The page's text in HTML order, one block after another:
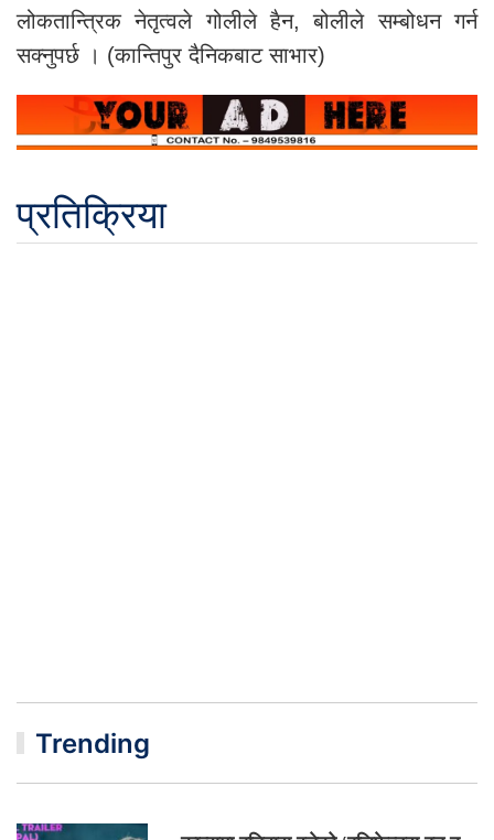
लोकतान्त्रिक नेतृत्वले गोलीले हैन, बोलीले सम्बोधन गर्न
सक्नुपर्छ । (कान्तिपुर दैनिकबाट साभार)
प्रतिक्रिया
Trending